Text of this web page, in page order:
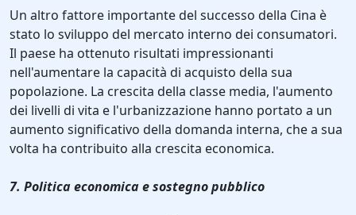
Un altro fattore importante del successo della Cina è
stato lo sviluppo del mercato interno dei consumatori.
Il paese ha ottenuto risultati impressionanti
nell'aumentare la capacità di acquisto della sua
popolazione. La crescita della classe media, l'aumento
dei livelli di vita e l'urbanizzazione hanno portato a un
aumento significativo della domanda interna, che a sua
volta ha contribuito alla crescita economica.
7. Politica economica e sostegno pubblico